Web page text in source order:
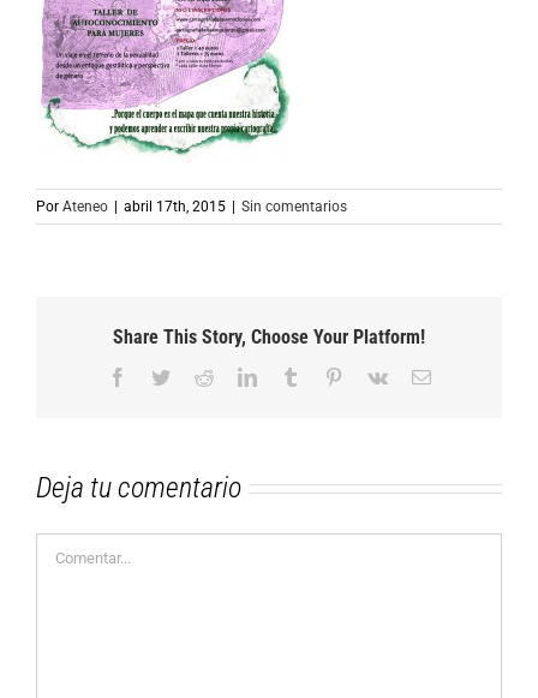
Por Ateneo abril 17th, 2015 Sin comentarios
Share This Story, Choose Your Platform!
Facebook
TwitterRedditLinkedInTumblr Pinterest
Vk
Correo
Deja tu comentario